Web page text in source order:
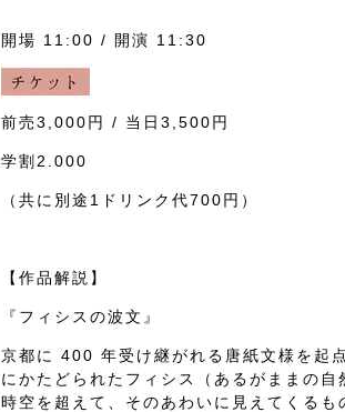
開場 11:00 / 開演 11:30
前売3,000円 / 当日3,500円
学割2.000
（共に別途1ドリンク代700円）
【作品解説】
『フィシスの波⽂』
京都に 400 年受け継がれる唐紙⽂様を起
にかたどられたフィシス（あるがままの⾃
時空を超えて、そのあわいに⾒えてくる